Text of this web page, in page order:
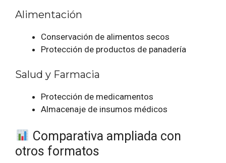
Alimentación
Conservación de alimentos secos
Protección de productos de panadería
Salud y Farmacia
Protección de medicamentos
Almacenaje de insumos médicos
Comparativa ampliada con
otros formatos